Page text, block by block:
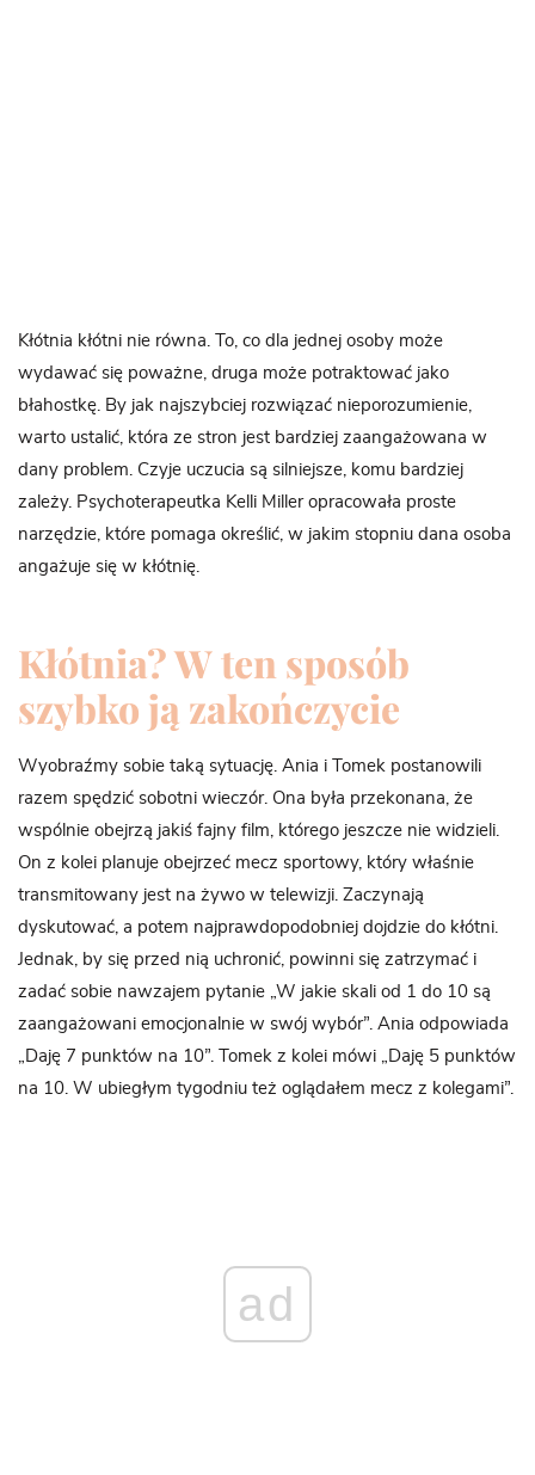
Kłótnia kłótni nie równa. To, co dla jednej osoby może
wydawać się poważne, druga może potraktować jako
błahostkę. By jak najszybciej rozwiązać nieporozumienie,
warto ustalić, która ze stron jest bardziej zaangażowana w
dany problem. Czyje uczucia są silniejsze, komu bardziej
zależy. Psychoterapeutka Kelli Miller opracowała proste
narzędzie, które pomaga określić, w jakim stopniu dana osoba
angażuje się w kłótnię.
Kłótnia? W ten sposób
szybko ją zakończycie
Wyobraźmy sobie taką sytuację. Ania i Tomek postanowili
razem spędzić sobotni wieczór. Ona była przekonana, że
wspólnie obejrzą jakiś fajny film, którego jeszcze nie widzieli.
On z kolei planuje obejrzeć mecz sportowy, który właśnie
transmitowany jest na żywo w telewizji. Zaczynają
dyskutować, a potem najprawdopodobniej dojdzie do kłótni.
Jednak, by się przed nią uchronić, powinni się zatrzymać i
zadać sobie nawzajem pytanie „W jakie skali od 1 do 10 są
zaangażowani emocjonalnie w swój wybór”. Ania odpowiada
„Daję 7 punktów na 10”. Tomek z kolei mówi „Daję 5 punktów
na 10. W ubiegłym tygodniu też oglądałem mecz z kolegami”.
ad